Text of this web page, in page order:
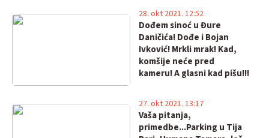
Dođem sinoć u Đure
Daničića! Dođe i Bojan
Ivković! Mrkli mrak! Kad,
komšije neće pred
kameru! A glasni kad pišu!!!
28. okt 2021. 12:52
Vaša pitanja,
primedbe...Parking u Tija
27. okt 2021. 13:17